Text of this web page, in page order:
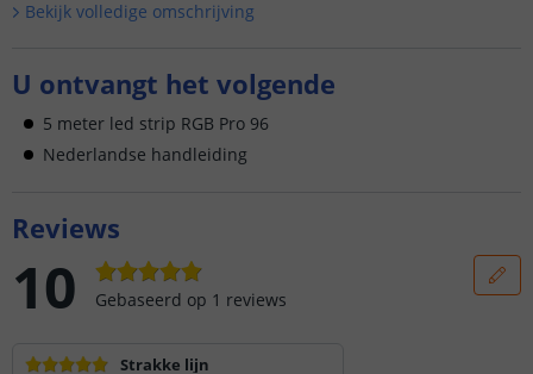
Bekijk volledige omschrijving
U ontvangt het volgende
5 meter led strip RGB Pro 96
Nederlandse handleiding
Reviews
10 Gebaseerd op 1 reviews
Strakke lijn